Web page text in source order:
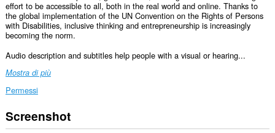
effort to be accessible to all, both in the real world and online. Thanks to
the global implementation of the UN Convention on the Rights of Persons
with Disabilities, inclusive thinking and entrepreneurship is increasingly
becoming the norm.
Audio description and subtitles help people with a visual or hearing...
Mostra di più
Permessi
Questa
estensione
Screenshot